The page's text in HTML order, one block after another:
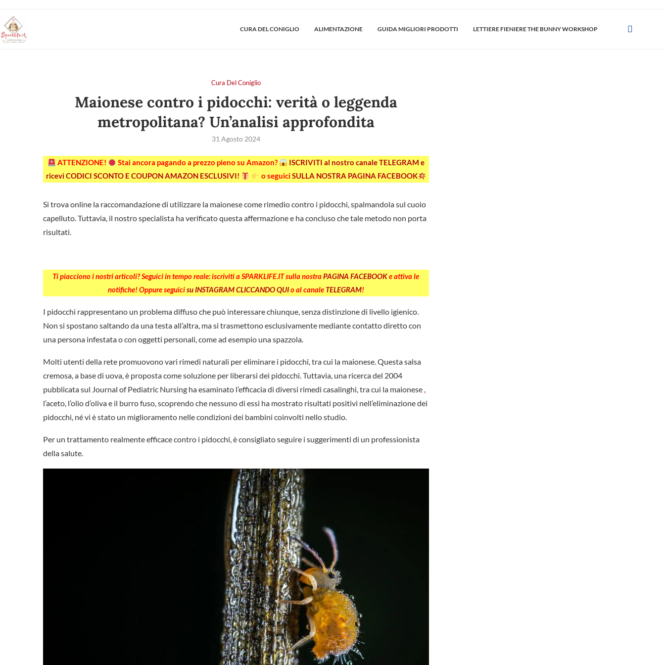
CURA DEL CONIGLIO ALIMENTAZIONE GUIDA MIGLIORI PRODOTTI LETTIERE FIENIERE THE BUNNY WORKSHOP
Cura Del Coniglio
Maionese contro i pidocchi: verità o leggenda
metropolitana? Un’analisi approfondita
31 Agosto 2024
ATTENZIONE! Stai ancora pagando a prezzo pieno su Amazon?
ISCRIVITI al nostro canale TELEGRAM e
ricevi CODICI SCONTO E COUPON AMAZON ESCLUSIVI!
o seguiciSULLA NOSTRA PAGINA FACEBOOK
Si trova online la raccomandazione di utilizzare la maionese come rimedio contro i pidocchi, spalmandola sul cuoio
capelluto. Tuttavia, il nostro specialista ha verificato questa affermazione e ha concluso che tale metodo non porta
risultati.
Ti piacciono i nostri articoli? Seguici in tempo reale: iscriviti a SPARKLIFE.IT sulla nostraPAGINA FACEBOOKe attiva le
notifiche! Oppure seguicisu INSTAGRAM CLICCANDO QUIo al canale TELEGRAM!
I pidocchi rappresentano un problema diffuso che può interessare chiunque, senza distinzione di livello igienico.
Non si spostano saltando da una testa all’altra, ma si trasmettono esclusivamente mediante contatto diretto con
una persona infestata o con oggetti personali, come ad esempio una spazzola.
Molti utenti della rete promuovono vari rimedi naturali per eliminare i pidocchi, tra cui la maionese. Questa salsa
cremosa, a base di uova, è proposta come soluzione per liberarsi dei pidocchi. Tuttavia, una ricerca del 2004
pubblicata sul Journal of Pediatric Nursing ha esaminato l’efficacia di diversi rimedi casalinghi, tra cui la maionese ,
l’aceto, l’olio d’oliva e il burro fuso, scoprendo che nessuno di essi ha mostrato risultati positivi nell’eliminazione dei
pidocchi, né vi è stato un miglioramento nelle condizioni dei bambini coinvolti nello studio.
Per un trattamento realmente efficace contro i pidocchi, è consigliato seguire i suggerimenti di un professionista
della salute.